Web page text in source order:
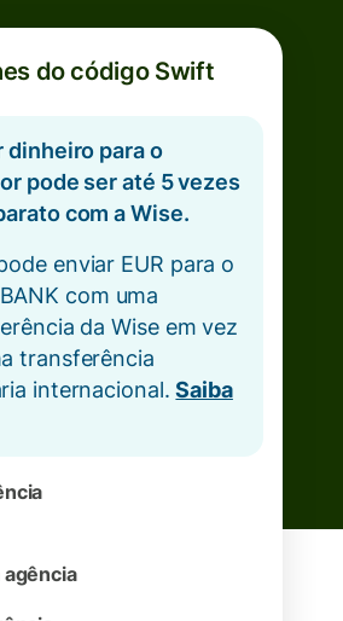
do código Swift
dinheiro para o
pode ser até 5 vezes
com a Wise.
enviar EUR para o
com uma
da Wise em vez
transferência
internacional.Saiba